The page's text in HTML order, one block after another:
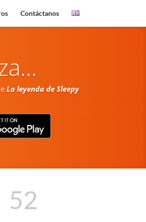
Contáctanos
La leyenda de Sleepy
52